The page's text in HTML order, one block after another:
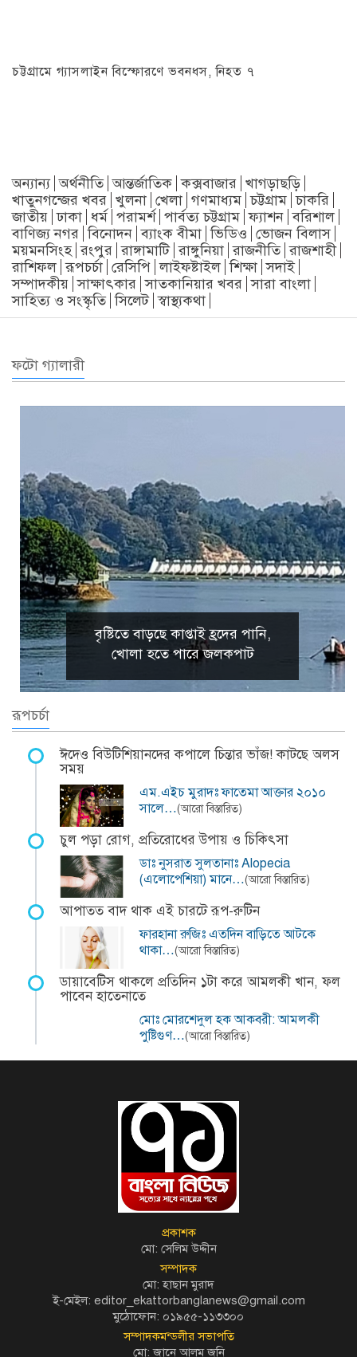
চট্টগ্রামে গ্যাসলাইন বিস্ফোরণে ভবনধস, নিহত ৭
অন্যান্য অর্থনীতি আন্তর্জাতিক কক্সবাজার খাগড়াছড়ি
খাতুনগন্জের খবর খুলনা খেলা গণমাধ্যম চট্টগ্রাম চাকরি
জাতীয় ঢাকা ধর্ম পরামর্শ পার্বত্য চট্টগ্রাম ফ্যাশন বরিশাল
বাণিজ্য নগর বিনোদন ব্যাংক বীমা ভিডিও ভোজন বিলাস
ময়মনসিংহ রংপুর রাঙ্গামাটি রাঙ্গুনিয়া রাজনীতি রাজশাহী
রাশিফল রূপচর্চা রেসিপি লাইফষ্টাইল শিক্ষা সদাই
সম্পাদকীয় সাক্ষাৎকার সাতকানিয়ার খবর সারা বাংলা
সাহিত্য ও সংস্কৃতি সিলেট স্বাস্থ্যকথা
ফটো গ্যালারী
বৃষ্টিতে বাড়ছে কাপ্তাই হ্রদের পানি,
খোলা হতে পারে জলকপাট
রূপচর্চা
ঈদেও বিউটিশিয়ানদের কপালে চিন্তার ভাঁজ! কাটছে অলস
সময়
এম.এইচ মুরাদঃ ফাতেমা আক্তার ২০১০
সালে…(আরো বিস্তারিত)
চুল পড়া রোগ, প্রতিরোধের উপায় ও চিকিৎসা
ডাঃ নুসরাত সুলতানাঃ Alopecia
(এলোপেশিয়া) মানে…(আরো বিস্তারিত)
আপাতত বাদ থাক এই চারটে রূপ-রুটিন
ফারহানা রুজিঃ এতদিন বাড়িতে আটকে
থাকা…(আরো বিস্তারিত)
ডায়াবেটিস থাকলে প্রতিদিন ১টা করে আমলকী খান, ফল
পাবেন হাতেনাতে
মোঃ মোরশেদুল হক আকবরী: আমলকী
পুষ্টিগুণ…(আরো বিস্তারিত)
প্রকাশক
মো: সেলিম উদ্দীন
সম্পাদক
মো: হাছান মুরাদ
ই-মেইল: editor_ekattorbanglanews@gmail.com
মুঠোফোন: ০১৯৫৫-১১৩৩০০
সম্পাদকমন্ডলীর সভাপতি
মো: জানে আলম জনি